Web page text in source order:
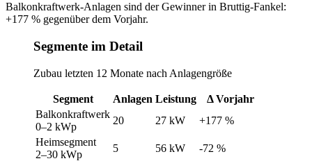
Balkonkraftwerk-Anlagen sind der Gewinner in Bruttig-Fankel:
+177 % gegenüber dem Vorjahr.
Segmente im Detail
Zubau letzten 12 Monate nach Anlagengröße
Segment Anlagen Leistung
Δ Vorjahr
Balkonkraftwerk
0–2 kWp
20 27 kW
+177 %
Heimsegment
2–30 kWp
5 56 kW
-72 %